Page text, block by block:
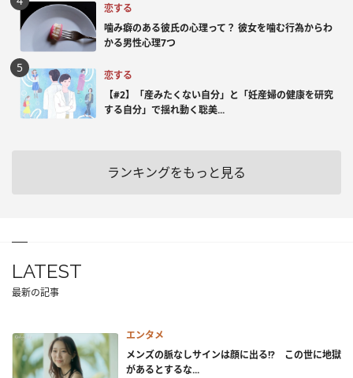
恋する
噛み癖のある彼氏の心理って？ 彼女を噛む行為からわ
かる男性心理7つ
恋する
【#2】「産みたくない自分」と「妊産婦の健康を研究
する自分」で揺れ動く聡美...
ランキングをもっと見る
LATEST
最新の記事
エンタメ
メンズの脈なしサインは顔に出る!? この世に地獄
があるとするな...